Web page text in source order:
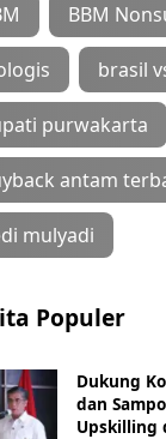
BBM
brasil
purwakarta
antam
mulyadi
Populer
Dukung
dan
Upskilling